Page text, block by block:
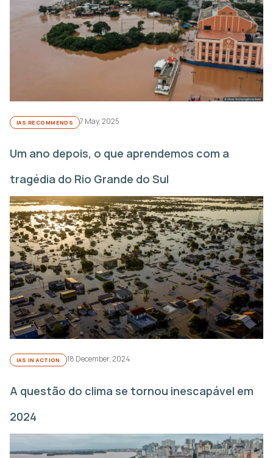
IAS RECOMMENDS 7 May, 2025
Um ano depois, o que aprendemos com a
tragédia do Rio Grande do Sul
IAS IN ACTION 18 December, 2024
A questão do clima se tornou inescapável em
2024